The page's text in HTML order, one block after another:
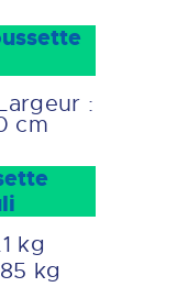
:
cm
kg
kg